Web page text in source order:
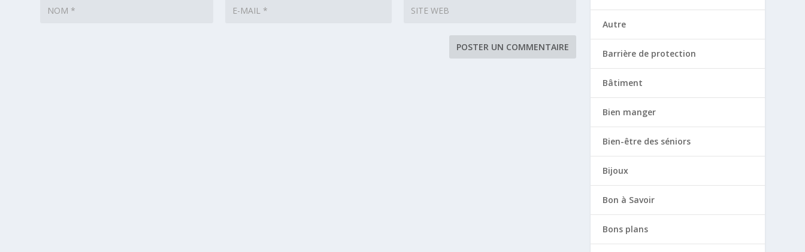
Autre
Barrière de protection
Bâtiment
Bien manger
Bien-être des séniors
Bijoux
Bon à Savoir
Bons plans